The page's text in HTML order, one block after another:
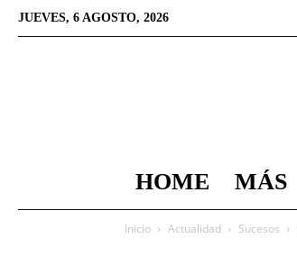
JUEVES, 6 AGOSTO, 2026
HOME MÁS
Inicio Actualidad Sucesos